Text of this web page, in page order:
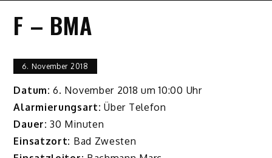
F – BMA
6. November 2018
Datum: 6. November 2018 um 10:00 Uhr
Alarmierungsart: Über Telefon
Dauer: 30 Minuten
Einsatzort: Bad Zwesten